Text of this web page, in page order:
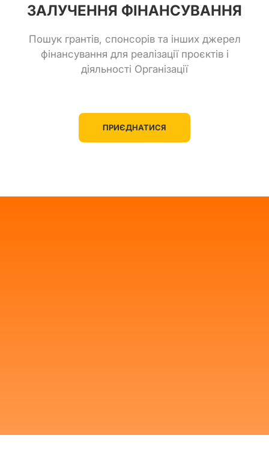
ЗАЛУЧЕННЯ ФІНАНСУВАННЯ
Пошук грантів, спонсорів та інших джерел
фінансування для реалізації проєктів і
діяльності Організації
ПРИЄДНАТИСЯ